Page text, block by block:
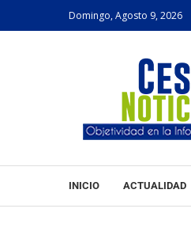
Domingo, Agosto 9, 2026
INICIO ACTUALIDAD